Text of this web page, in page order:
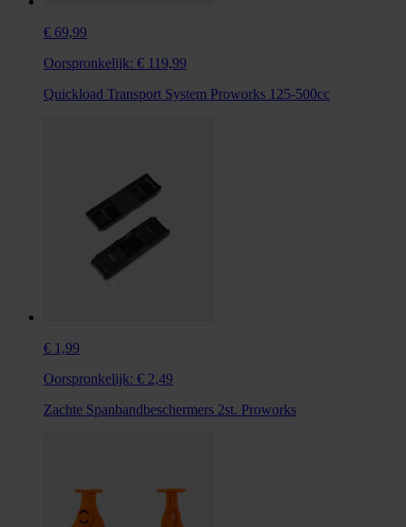
€ 69,99
Oorspronkelijk: € 119,99
Quickload Transport System Proworks 125-500cc
€ 1,99
Oorspronkelijk: € 2,49
Zachte Spanbandbeschermers 2st. Proworks